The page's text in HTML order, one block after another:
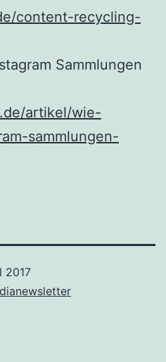
content-recycling-
Sammlungen
artikel/wie-
sammlungen-
2017